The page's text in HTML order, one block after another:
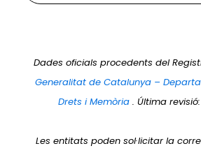
Dades oficials procedents del
Generalitat de Catalunya –
Drets i Memòria . Última
Les entitats poden sol·licitar la